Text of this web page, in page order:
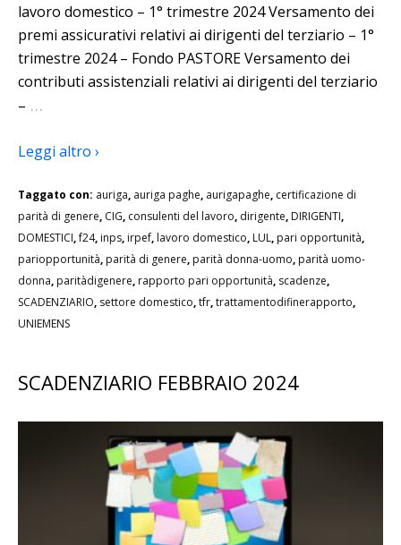
lavoro domestico – 1° trimestre 2024 Versamento dei
premi assicurativi relativi ai dirigenti del terziario – 1°
trimestre 2024 – Fondo PASTORE Versamento dei
contributi assistenziali relativi ai dirigenti del terziario
– …
Leggi altro ›
Taggato con: auriga, auriga paghe, aurigapaghe, certificazione di
parità di genere, CIG, consulenti del lavoro, dirigente, DIRIGENTI,
DOMESTICI,f24, inps, irpef, lavoro domestico, LUL, pari opportunità,
pariopportunità, parità di genere, parità donna-uomo, parità uomo-
donna, paritàdigenere, rapporto pari opportunità, scadenze,
SCADENZIARIO, settore domestico,tfr,trattamentodifinerapporto,
UNIEMENS
SCADENZIARIO FEBBRAIO 2024